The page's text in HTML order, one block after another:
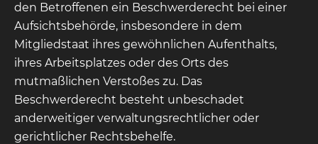
den Betroffenen ein Beschwerderecht bei einer
Aufsichtsbehörde, insbesondere in dem
Mitgliedstaat ihres gewöhnlichen Aufenthalts,
ihres Arbeitsplatzes oder des Orts des
mutmaßlichen Verstoßes zu. Das
Beschwerderecht besteht unbeschadet
anderweitiger verwaltungsrechtlicher oder
gerichtlicher Rechtsbehelfe.